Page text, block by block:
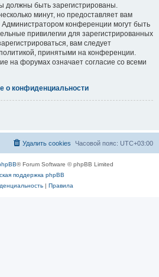
должны быть зарегистрированы.
минут, но предоставляет вам
конференции могут быть
привилегии для зарегистрированных
вам следует
принятыми на конференции.
на форумах означает согласие со всеми
о конфиденциальности
Часовой пояс: UTC+03:00
Удалить cookies
® Forum Software © phpBB Limited
поддержка phpBB
| Правила